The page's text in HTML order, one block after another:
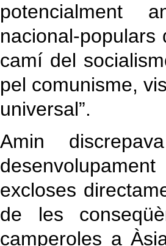
potencialment
nacional-
camí del
pel comunisme,
universal”.
Amin
excloses
de les
camperoles a